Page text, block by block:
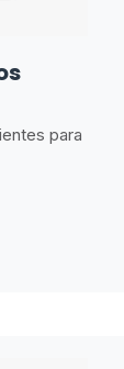
para